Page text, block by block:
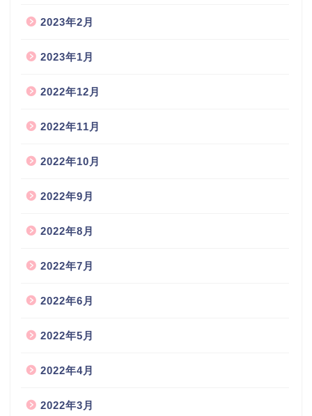
2023年2月
2023年1月
2022年12月
2022年11月
2022年10月
2022年9月
2022年8月
2022年7月
2022年6月
2022年5月
2022年4月
2022年3月